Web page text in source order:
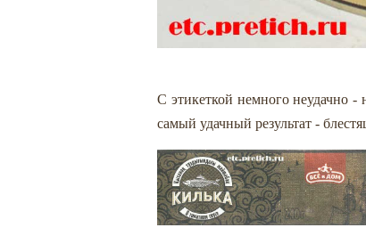
С этикеткой немного неудачно -
самый удачный результат -